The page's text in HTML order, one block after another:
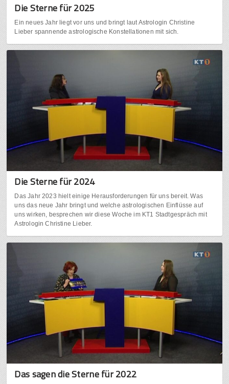
Die Sterne für 2025
Ein neues Jahr liegt vor uns und bringt laut Astrologin Christine
Lieber spannende astrologische Konstellationen mit sich.
Die Sterne für 2024
Das Jahr 2023 hielt einige Herausforderungen für uns bereit. Was
uns das neue Jahr bringt und welche astrologischen Einflüsse auf
uns wirken, besprechen wir diese Woche im KT1 Stadtgespräch mit
Astrologin Christine Lieber.
Das sagen die Sterne für 2022